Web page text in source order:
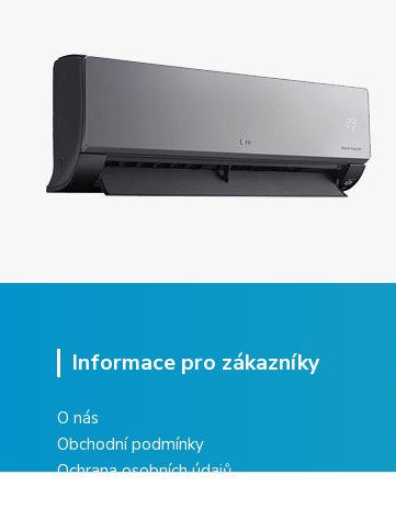
Informace pro zákazníky
O nás
Obchodní podmínky
Ochrana osobních údajů